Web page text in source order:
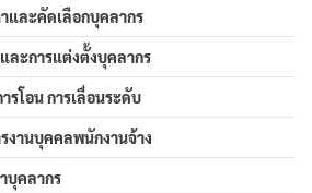
และคัดเลือกบุคลากร
ละการแต่งตั้งบุคลากร
รโอน การเลื่อนระดับ
งานบุคคลพนักงานจ้าง
บุคลากร